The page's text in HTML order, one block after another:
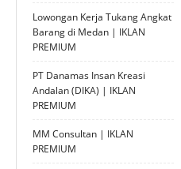
Lowongan Kerja Tukang Angkat
Barang di Medan | IKLAN
PREMIUM
PT Danamas Insan Kreasi
Andalan (DIKA) | IKLAN
PREMIUM
MM Consultan | IKLAN
PREMIUM